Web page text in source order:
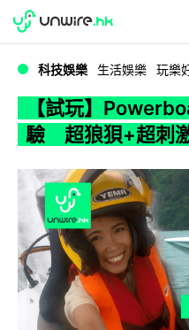
WWDC 2026
科技娛樂 生活娛樂 玩樂
【試玩】
驗 超狼狽+超刺